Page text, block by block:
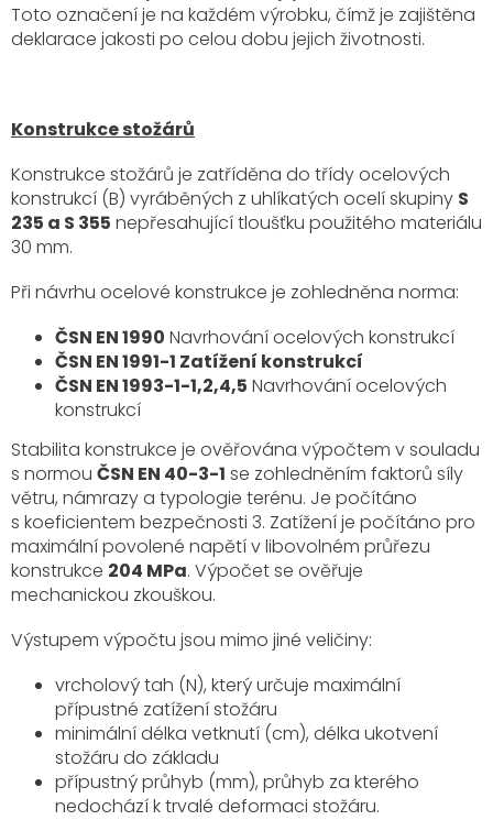
Toto označení je na každém výrobku, čímž je zajištěna
deklarace jakosti po celou dobu jejich životnosti.
Konstrukce stožárů
Konstrukce stožárů je zatříděna do třídy ocelových
konstrukcí (B) vyráběných z uhlíkatých ocelí skupiny S
235 a S 355 nepřesahující tloušťku použitého materiálu
30 mm.
Při návrhu ocelové konstrukce je zohledněna norma:
ČSN EN 1990 Navrhování ocelových konstrukcí
ČSN EN 1991-1 Zatížení konstrukcí
ČSN EN 1993-1-1,2,4,5 Navrhování ocelových
konstrukcí
Stabilita konstrukce je ověřována výpočtem v souladu
s normou ČSN EN 40-3-1 se zohledněním faktorů síly
větru, námrazy a typologie terénu. Je počítáno
s koeficientem bezpečnosti 3. Zatížení je počítáno pro
maximální povolené napětí v libovolném průřezu
konstrukce 204 MPa. Výpočet se ověřuje
mechanickou zkouškou.
Výstupem výpočtu jsou mimo jiné veličiny:
vrcholový tah (N), který určuje maximální
přípustné zatížení stožáru
minimální délka vetknutí (cm), délka ukotvení
stožáru do základu
přípustný průhyb (mm), průhyb za kterého
nedochází k trvalé deformaci stožáru.